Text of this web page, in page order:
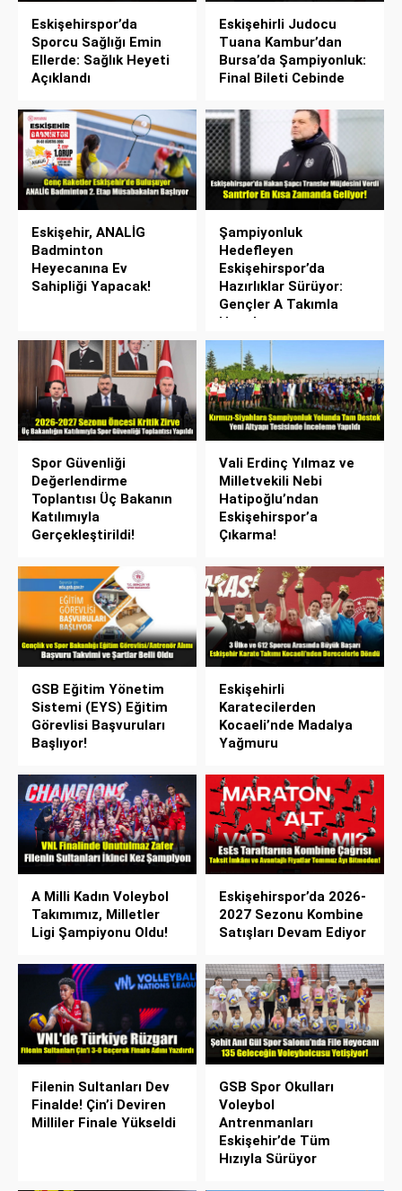
Eskişehirspor’da
Sporcu Sağlığı Emin
Ellerde: Sağlık Heyeti
Açıklandı
Eskişehirli Judocu
Tuana Kambur’dan
Bursa’da Şampiyonluk:
Final Bileti Cebinde
Eskişehir, ANALİG
Badminton
Heyecanına Ev
Sahipliği Yapacak!
Şampiyonluk
Hedefleyen
Eskişehirspor’da
Hazırlıklar Sürüyor:
Gençler A Takımla
Hazırlanıyor
Spor Güvenliği
Değerlendirme
Toplantısı Üç Bakanın
Katılımıyla
Gerçekleştirildi!
Vali Erdinç Yılmaz ve
Milletvekili Nebi
Hatipoğlu’ndan
Eskişehirspor’a
Çıkarma!
GSB Eğitim Yönetim
Sistemi (EYS) Eğitim
Görevlisi Başvuruları
Başlıyor!
Eskişehirli
Karatecilerden
Kocaeli’nde Madalya
Yağmuru
A Milli Kadın Voleybol
Takımımız, Milletler
Ligi Şampiyonu Oldu!
Eskişehirspor’da 2026-
2027 Sezonu Kombine
Satışları Devam Ediyor
Filenin Sultanları Dev
Finalde! Çin’i Deviren
Milliler Finale Yükseldi
GSB Spor Okulları
Voleybol
Antrenmanları
Eskişehir’de Tüm
Hızıyla Sürüyor